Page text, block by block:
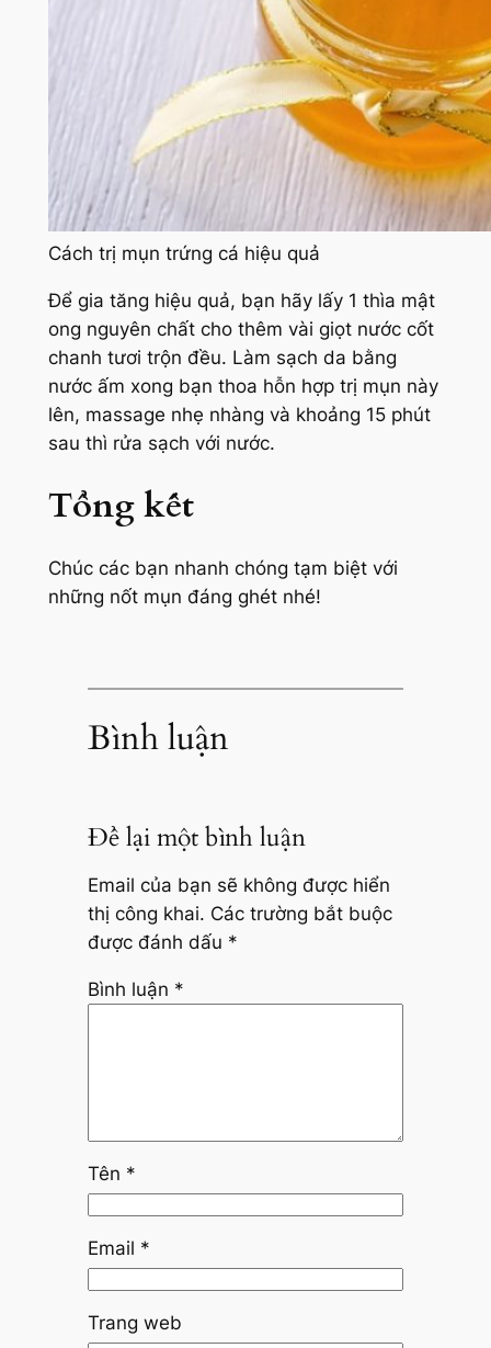
Cách trị mụn trứng cá hiệu quả
Để gia tăng hiệu quả, bạn hãy lấy 1 thìa mật
ong nguyên chất cho thêm vài giọt nước cốt
chanh tươi trộn đều. Làm sạch da bằng
nước ấm xong bạn thoa hỗn hợp trị mụn này
lên, massage nhẹ nhàng và khoảng 15 phút
sau thì rửa sạch với nước.
Tổng kết
Chúc các bạn nhanh chóng tạm biệt với
những nốt mụn đáng ghét nhé!
Bình luận
Để lại một bình luận
Email của bạn sẽ không được hiển
thị công khai. Các trường bắt buộc
được đánh dấu *
Bình luận *
Tên *
Email *
Trang web